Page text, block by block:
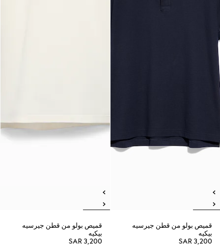
قميص بولو من قطن جيرسيه
بيكيه
SAR 3,200
قميص بولو من قطن جيرسيه
بيكيه
SAR 3,200